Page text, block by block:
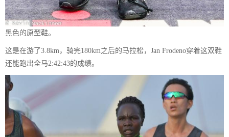
黑色的原型鞋。
这是在游了3.8km，骑完180km之后的马拉松，Jan Frodeno穿着这双鞋
还能跑出全马2:42:43的成绩。